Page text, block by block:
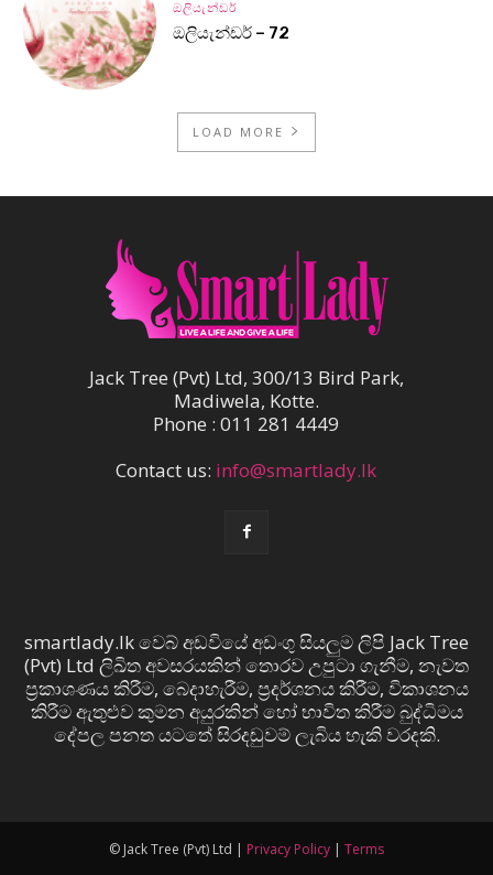
ඔලියැන්ඩර්
ඔලියැන්ඩර් – 72
LOAD MORE
Jack Tree (Pvt) Ltd, 300/13 Bird Park,
Madiwela, Kotte.
Phone : 011 281 4449
Contact us: info@smartlady.lk
smartlady.lk වෙබ් අඩවියේ අඩංගු සියලුම ලිපි Jack Tree
(Pvt) Ltd ලිඛිත අවසරයකින් තොරව උපුටා ගැනීම, නැවත
ප්‍රකාශණය කිරීම, බෙදාහැරීම, ප්‍රදර්ශනය කිරීම, විකාශනය
කිරීම ඇතුළුව කුමන අයුරකින් හෝ භාවිත කිරීම බුද්ධිමය
දේපල පනත යටතේ සිරදඬුවම් ලැබිය හැකි වරදකි.
© Jack Tree (Pvt) Ltd | Privacy Policy | Terms